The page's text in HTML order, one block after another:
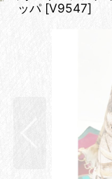
ッパ [V9547]